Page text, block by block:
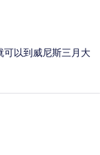
可以到威尼斯三月大